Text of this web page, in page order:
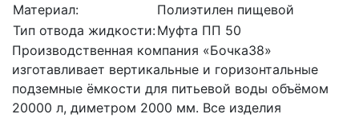
Материал:
Полиэтилен пищевой
Тип отвода жидкости:Муфта ПП 50
Производственная компания «Бочка38»
изготавливает вертикальные и горизонтальные
подземные ёмкости для питьевой воды объёмом
20000 л, диметром 2000 мм. Все изделия